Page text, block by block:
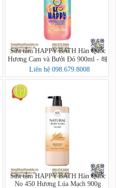
Sữa tắm HAPPY BATH Hàn Quốc
Hương Cam và Bưởi Đỏ 900ml - 해
피바스 스마일 브라이트닝 자몽오
렌지 바디워시
Liên hệ 098.679.8008
Sữa tắm HAPPY BATH Hàn Quốc
No 450 Hương Lúa Mạch 900g